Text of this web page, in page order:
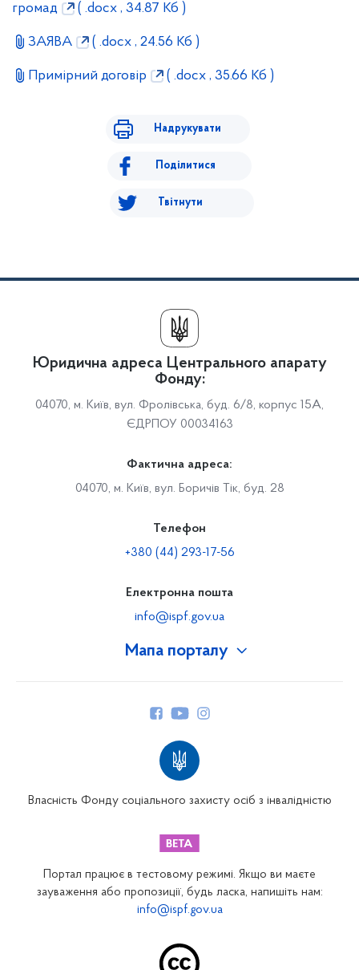
громад
( .docx , 34.87 Кб )
ЗАЯВА ( .docx , 24.56 Кб )
Примірний договір ( .docx , 35.66 Кб )
Надрукувати
Поділитися
Твітнути
Мапа порталу
Закарпатське відділення
Запорізьке відділення
Юридична адреса Центрального апарату
Фонду:
04070, м. Київ, вул. Фролівська, буд. 6/8, корпус 15А,
ЄДРПОУ 00034163
Фактична адреса:
04070, м. Київ, вул. Боричів Тік, буд. 28
Телефон
+380 (44) 293-17-56
Електронна пошта
info@ispf.gov.ua
Власність Фонду соціального захисту осіб з інвалідністю
Портал працює в тестовому режимі. Якщо ви маєте
зауваження або пропозиції, будь ласка, напишіть нам:
info@ispf.gov.ua